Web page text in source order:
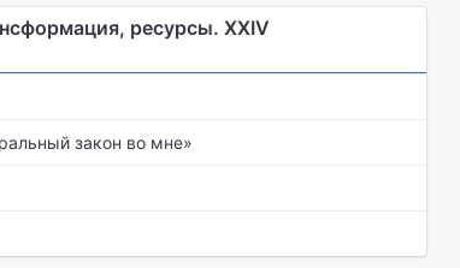
ресурсы. ХXIV
закон во мне»